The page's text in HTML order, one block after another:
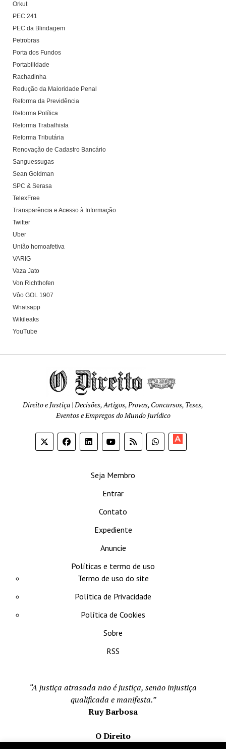
Orkut
PEC 241
PEC da Blindagem
Petrobras
Porta dos Fundos
Portabilidade
Rachadinha
Redução da Maioridade Penal
Reforma da Previdência
Reforma Política
Reforma Trabalhista
Reforma Tributária
Renovação de Cadastro Bancário
Sanguessugas
Sean Goldman
SPC & Serasa
TelexFree
Transparência e Acesso à Informação
Twitter
Uber
União homoafetiva
VARIG
Vaza Jato
Von Richthofen
Vôo GOL 1907
Whatsapp
Wikileaks
YouTube
Direito e Justiça | Decisões, Artigos, Provas, Concursos, Teses,
Eventos e Empregos do Mundo Jurídico
Seja Membro
Entrar
Contato
Expediente
Anuncie
Políticas e termo de uso
Termo de uso do site
Política de Privacidade
Política de Cookies
Sobre
RSS
“A justiça atrasada não é justiça, senão injustiça
qualificada e manifesta.”
Ruy Barbosa
O Direito